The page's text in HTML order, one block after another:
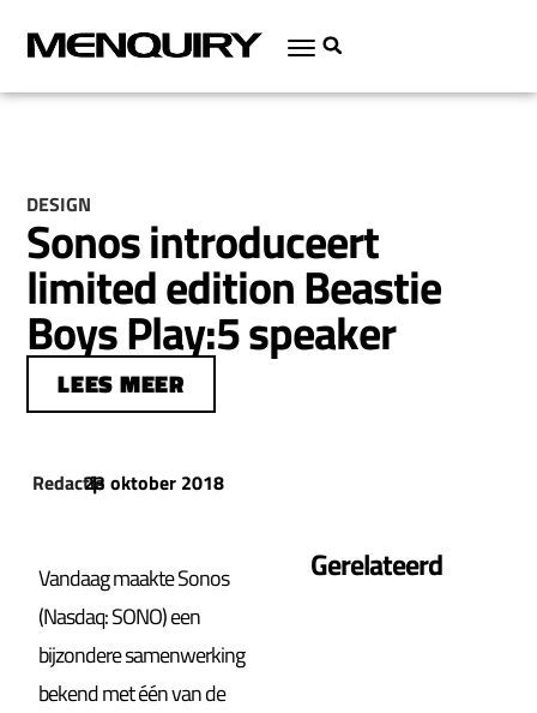
DESIGN
Sonos introduceert
limited edition Beastie
Boys Play:5 speaker
LEES MEER
Redactie
|
23 oktober 2018
Vandaag maakte Sonos
(Nasdaq: SONO) een
bijzondere samenwerking
bekend met één van de
Gerelateerd